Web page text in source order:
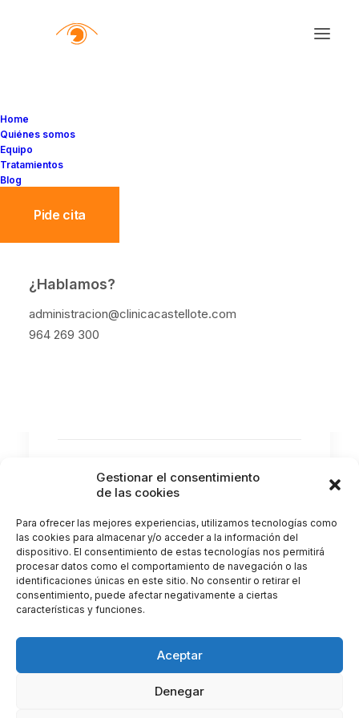
Gestionar el consentimiento
de las cookies
Para ofrecer las mejores experiencias, utilizamos tecnologías como
las cookies para almacenar y/o acceder a la información del
dispositivo. El consentimiento de estas tecnologías nos permitirá
procesar datos como el comportamiento de navegación o las
identificaciones únicas en este sitio. No consentir o retirar el
consentimiento, puede afectar negativamente a ciertas
características y funciones.
Aceptar
Denegar
Home
Quiénes somos
Equipo
Tratamientos
Blog
Pide cita
¿Hablamos?
administracion@clinicacastellote.com
964 269 300
La luz azul y sus efectos:
recomendaciones